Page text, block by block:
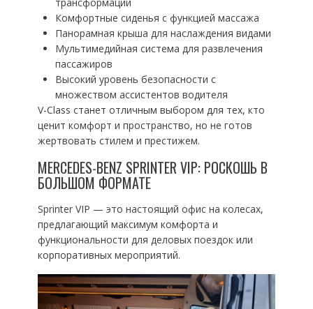
Комфортные сиденья с функцией массажа
Панорамная крыша для наслаждения видами
Мультимедийная система для развлечения
пассажиров
Высокий уровень безопасности с
множеством ассистентов водителя
V-Class станет отличным выбором для тех, кто
ценит комфорт и пространство, но не готов
жертвовать стилем и престижем.
MERCEDES-BENZ SPRINTER VIP: РОСКОШЬ В
БОЛЬШОМ ФОРМАТЕ
Sprinter VIP — это настоящий офис на колесах,
предлагающий максимум комфорта и
функциональности для деловых поездок или
корпоративных мероприятий.